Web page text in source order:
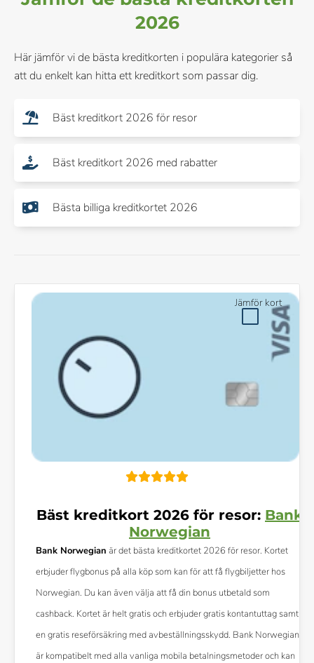
2026
Här jämför vi de bästa kreditkorten i populära kategorier så
att du enkelt kan hitta ett kreditkort som passar dig.
Bäst kreditkort 2026 för resor
Bäst kreditkort 2026 med rabatter
Bästa billiga kreditkortet 2026
Bäst kreditkort 2026 för resor: Bank
Norwegian
Bank Norwegian är det bästa kreditkortet 2026 för resor. Kortet
erbjuder flygbonus på alla köp som kan för att få flygbiljetter hos
Norwegian. Du kan även välja att få din bonus utbetald som
cashback. Kortet är helt gratis och erbjuder gratis kontantuttag samt
en gratis reseförsäkring med avbeställningsskydd. Bank Norwegian
är kompatibelt med alla vanliga mobila betalningsmetoder och kan
Jämför kort